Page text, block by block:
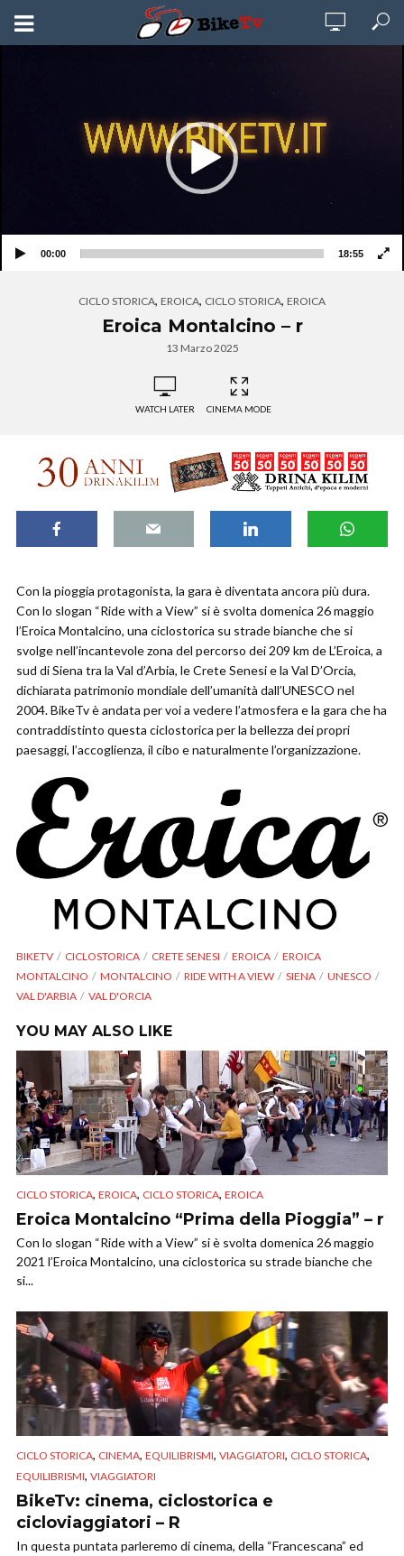
00:00 18:55
CICLO STORICA, EROICA, CICLO STORICA, EROICA
Eroica Montalcino – r
13 Marzo 2025
WATCH LATER CINEMA MODE
Con la pioggia protagonista, la gara è diventata ancora più dura.
Con lo slogan “Ride with a View” si è svolta domenica 26 maggio
l’Eroica Montalcino, una ciclostorica su strade bianche che si
svolge nell’incantevole zona del percorso dei 209 km de L’Eroica, a
sud di Siena tra la Val d’Arbia, le Crete Senesi e la Val D’Orcia,
dichiarata patrimonio mondiale dell’umanità dall’UNESCO nel
2004. BikeTv è andata per voi a vedere l’atmosfera e la gara che ha
contraddistinto questa ciclostorica per la bellezza dei propri
paesaggi, l’accoglienza, il cibo e naturalmente l’organizzazione.
BIKETV CICLOSTORICA CRETE SENESI EROICA
EROICA
MONTALCINO
MONTALCINO RIDE WITH A VIEW SIENA
UNESCO
VAL D'ARBIA
VAL D'ORCIA
YOU MAY ALSO LIKE
CICLO STORICA, EROICA, CICLO STORICA, EROICA
Eroica Montalcino “Prima della Pioggia” – r
Con lo slogan “Ride with a View” si è svolta domenica 26 maggio
2021 l’Eroica Montalcino, una ciclostorica su strade bianche che
si...
CICLO STORICA, CINEMA, EQUILIBRISMI, VIAGGIATORI, CICLO STORICA,
EQUILIBRISMI, VIAGGIATORI
BikeTv: cinema, ciclostorica e
cicloviaggiatori – R
In questa puntata parleremo di cinema, della “Francescana” ed